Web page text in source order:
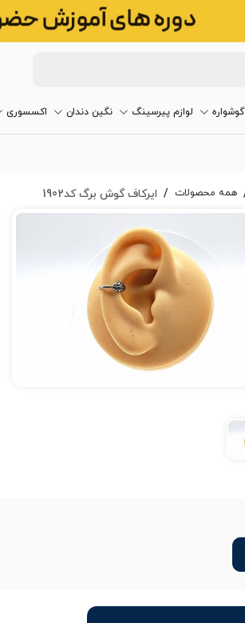
گوشواره لوازم پیرسینگ نگین دندان اکسسوری
همه محصولات ایرکاف گوش برگ کد1902